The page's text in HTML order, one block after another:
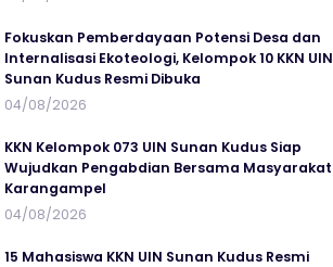
Fokuskan Pemberdayaan Potensi Desa dan
Internalisasi Ekoteologi, Kelompok 10 KKN UIN
Sunan Kudus Resmi Dibuka
04/08/2026
KKN Kelompok 073 UIN Sunan Kudus Siap
Wujudkan Pengabdian Bersama Masyarakat
Karangampel
04/08/2026
15 Mahasiswa KKN UIN Sunan Kudus Resmi